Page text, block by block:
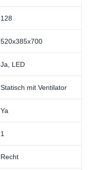
128
520x385x700
Ja, LED
Statisch mit Ventilator
Ya
1
Recht